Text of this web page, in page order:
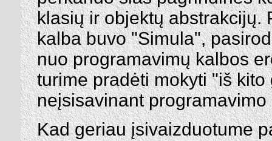
klasių ir objektų abstrakcijų.
kalba buvo "Simula",
nuo programavimų kalbos
turime pradėti mokyti "iš
neįsisavinant programavimo
Kad geriau įsivaizduotume